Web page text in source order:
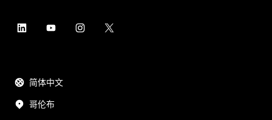
简体中文
哥伦布